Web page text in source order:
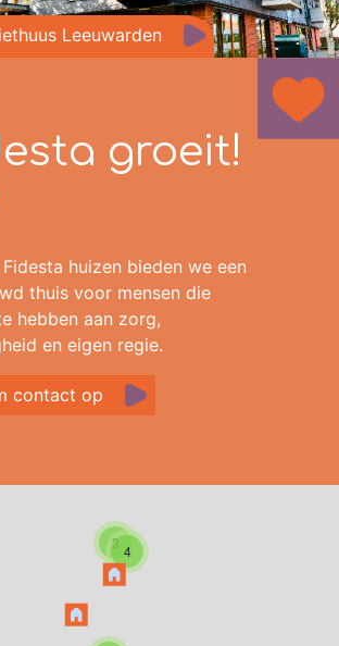
Leeuwarden
groeit!
huizen bieden we een
thuis voor mensen die
hebben aan zorg,
en eigen regie.
contact op
3 4